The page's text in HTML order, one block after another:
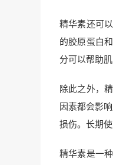
精华素还可
的胶原蛋白
分可以帮助
除此之外，
因素都会影
损伤。长期
精华素是一